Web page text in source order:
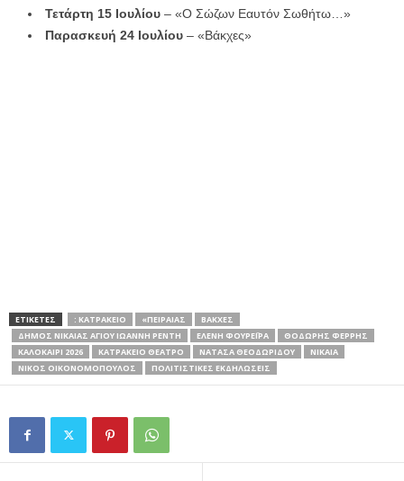
Τετάρτη 15 Ιουλίου – «Ο Σώζων Εαυτόν Σωθήτω…»
Παρασκευή 24 Ιουλίου – «Βάκχες»
ΕΤΙΚΕΤΕΣ : ΚΑΤΡΆΚΕΙΟ «ΠΕΙΡΑΙΆΣ
ΒΆΚΧΕΣ
ΔΗΜΟΣ ΝΙΚΑΙΑΣ ΑΓΙΟΥ ΙΩΑΝΝΗ ΡΕΝΤΗ
ΕΛΈΝΗ ΦΟΥΡΈΙΡΑ
ΘΟΔΩΡΉΣ ΦΈΡΡΗΣ
ΚΑΛΟΚΑΊΡΙ 2026
ΚΑΤΡΑΚΕΙΟ ΘΕΑΤΡΟ ΝΑΤΆΣΑ ΘΕΟΔΩΡΊΔΟΥ
ΝΙΚΑΙΑ
ΝΊΚΟΣ ΟΙΚΟΝΟΜΌΠΟΥΛΟΣ
ΠΟΛΙΤΙΣΤΙΚΈΣ ΕΚΔΗΛΏΣΕΙΣ